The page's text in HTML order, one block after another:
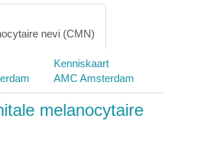
nevi (CMN)
Kenniskaart
AMC Amsterdam
melanocytaire